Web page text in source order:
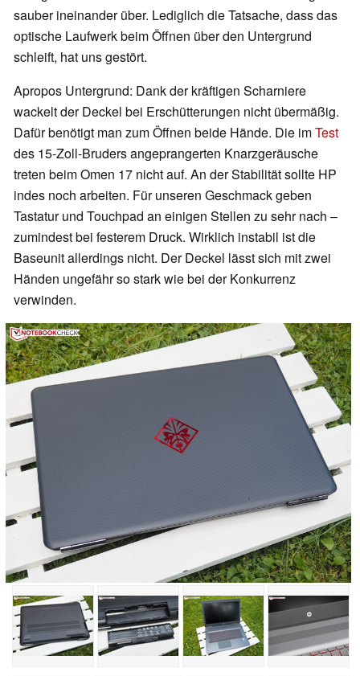
sauber ineinander über. Lediglich die Tatsache, dass das
optische Laufwerk beim Öffnen über den Untergrund
schleift, hat uns gestört.
Apropos Untergrund: Dank der kräftigen Scharniere
wackelt der Deckel bei Erschütterungen nicht übermäßig.
Dafür benötigt man zum Öffnen beide Hände. Die imTest
des 15-Zoll-Bruders angeprangerten Knarzgeräusche
treten beim Omen 17 nicht auf. An der Stabilität sollte HP
indes noch arbeiten. Für unseren Geschmack geben
Tastatur und Touchpad an einigen Stellen zu sehr nach –
zumindest bei festerem Druck. Wirklich instabil ist die
Baseunit allerdings nicht. Der Deckel lässt sich mit zwei
Händen ungefähr so stark wie bei der Konkurrenz
verwinden.